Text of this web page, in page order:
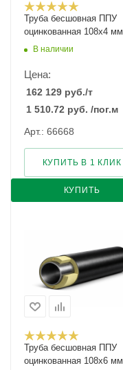
Труба бесшовная ППУ
оцинкованная 108х4 мм
В наличии
Цена:
162 129 руб./т
1 510.72 руб. /пог.м
Арт.: 66668
КУПИТЬ
КУПИТЬ В 1 КЛИК
Труба бесшовная ППУ
оцинкованная 108х6 мм